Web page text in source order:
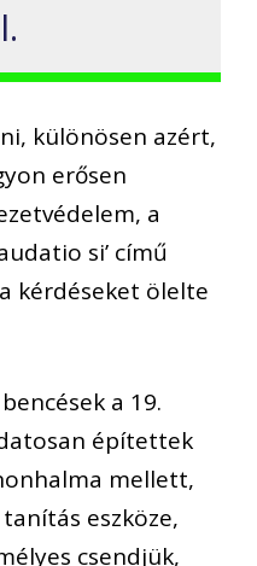
különösen azért,
erősen
a
si’ című
kérdéseket ölelte
a 19.
építettek
mellett,
eszköze,
csendjük,